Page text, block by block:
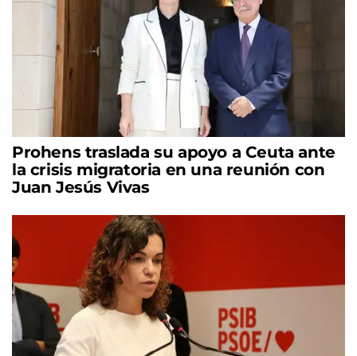
Prohens traslada su apoyo a Ceuta ante
la crisis migratoria en una reunión con
Juan Jesús Vivas